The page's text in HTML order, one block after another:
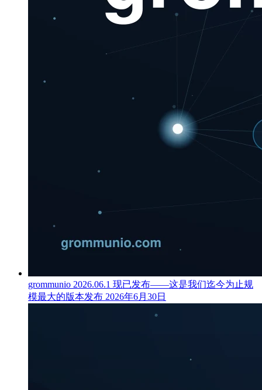
grommunio 2026.06.1 现已发布——这是我们迄今为止规
模最大的版本发布 2026年6月30日